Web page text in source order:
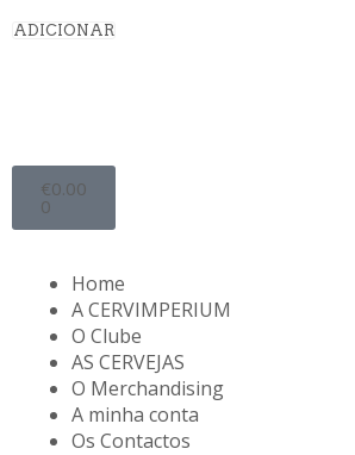
ADICIONAR
€0.00
0
Home
A CERVIMPERIUM
O Clube
AS CERVEJAS
O Merchandising
A minha conta
Os Contactos